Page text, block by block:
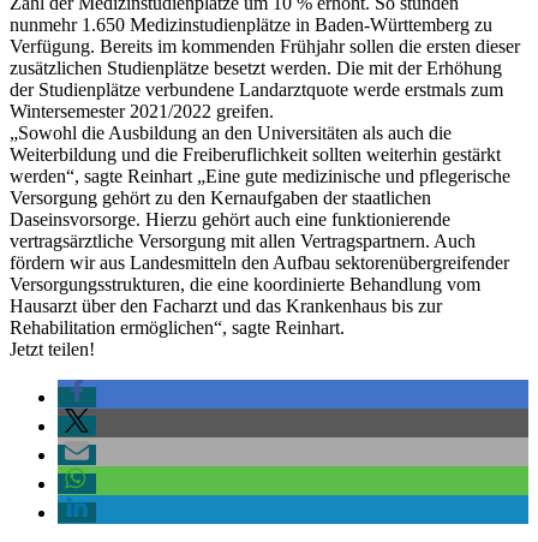
nunmehr 1.650 Medizinstudienplätze in Baden-Württemberg zu
Verfügung. Bereits im kommenden Frühjahr sollen die ersten dieser
zusätzlichen Studienplätze besetzt werden. Die mit der Erhöhung
der Studienplätze verbundene Landarztquote werde erstmals zum
Wintersemester 2021/2022 greifen.
„Sowohl die Ausbildung an den Universitäten als auch die
Weiterbildung und die Freiberuflichkeit sollten weiterhin gestärkt
werden“, sagte Reinhart „Eine gute medizinische und pflegerische
Versorgung gehört zu den Kernaufgaben der staatlichen
Daseinsvorsorge. Hierzu gehört auch eine funktionierende
vertragsärztliche Versorgung mit allen Vertragspartnern. Auch
fördern wir aus Landesmitteln den Aufbau sektorenübergreifender
Versorgungsstrukturen, die eine koordinierte Behandlung vom
Hausarzt über den Facharzt und das Krankenhaus bis zur
Rehabilitation ermöglichen“, sagte Reinhart.
Jetzt teilen!